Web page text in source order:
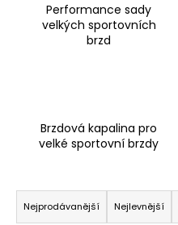
Performance sady
velkých sportovních
brzd
Brzdová kapalina pro
velké sportovní brzdy
Ř
a
Nejprodávanější Nejlevnější
r
u